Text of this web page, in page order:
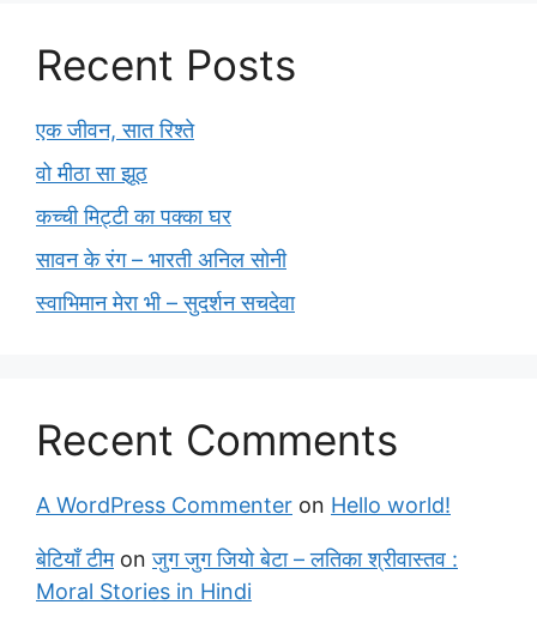
Recent Posts
एक जीवन, सात रिश्ते
वो मीठा सा झूठ
कच्ची मिट्टी का पक्का घर
सावन के रंग – भारती अनिल सोनी
स्वाभिमान मेरा भी – सुदर्शन सचदेवा
Recent Comments
A WordPress Commenter on Hello world!
बेटियाँ टीमonजुग जुग जियो बेटा – लतिका श्रीवास्तव :
Moral Stories in Hindi